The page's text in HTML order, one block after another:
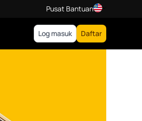
Pusat Bantuan
Log masuk Daftar